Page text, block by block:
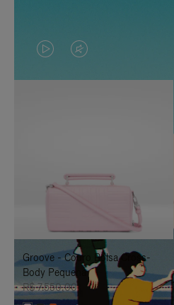
O
VÍDEO
PRESSIONE
PAUSÁ-
LO
O
VÍDEO
FAVOR,
CLIQUE
PARA
ATIVÁ-
Groove - Couro Bolsa Cross-
Body Pequena
R$ 7.550,00